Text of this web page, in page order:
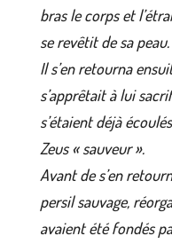
bras le corps et
se revêtit de sa peau.
Il s’en retourna
s’apprêtait à lui
s’étaient déjà
Zeus « sauveur ».
Avant de s’en
persil sauvage,
avaient été fondés